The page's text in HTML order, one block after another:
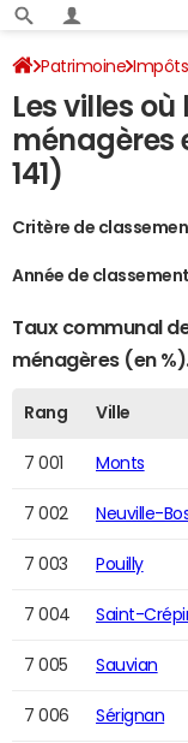
Patrimoine Impôts
Villes où la taxe sur
Page 141
Les villes
ménagères
141)
Critère de
Année de classement
Taux communal
ménagères (en %).
Rang Ville
7 001 Monts
7 002 Neuville-
7 003 Pouilly
7 004 Saint-
7 005 Sauvian
7 006 Sérignan